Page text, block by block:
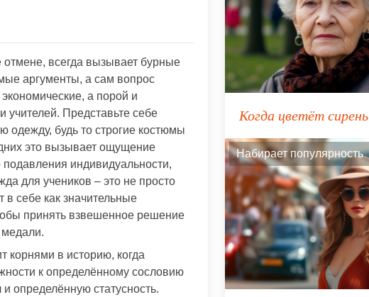
всегда вызывает бурные
аргументы, а сам вопрос
а порой и
учителей. Представьте себе
одежду, будь то строгие костюмы
это вызывает ощущение
индивидуальности,
для учеников – это не просто
себе как значительные
принять взвешенное решение
медали.
корнями в историю, когда
к определённому сословию
определённую статусность.
Когда цветёт сирень
Набирает популярность